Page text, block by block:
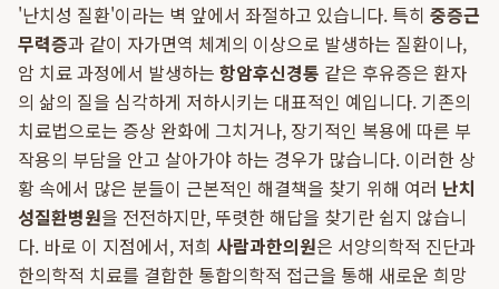
'난치성 질환'이라는 벽 앞에서 좌절하고 있습니다. 특히 중증근
무력증과 같이 자가면역 체계의 이상으로 발생하는 질환이나,
암 치료 과정에서 발생하는 항암후신경통 같은 후유증은 환자
의 삶의 질을 심각하게 저하시키는 대표적인 예입니다. 기존의
치료법으로는 증상 완화에 그치거나, 장기적인 복용에 따른 부
작용의 부담을 안고 살아가야 하는 경우가 많습니다. 이러한 상
황 속에서 많은 분들이 근본적인 해결책을 찾기 위해 여러 난치
성질환병원을 전전하지만, 뚜렷한 해답을 찾기란 쉽지 않습니
다. 바로 이 지점에서, 저희 사람과한의원은 서양의학적 진단과
한의학적 치료를 결합한 통합의학적 접근을 통해 새로운 희망